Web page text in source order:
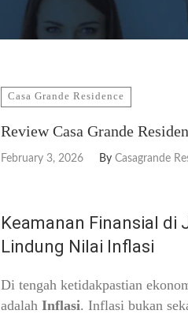
Casa Grande Residence
Review Casa Grande
February 3, 2026 By Casagrande
Keamanan Finansial di
Lindung Nilai Inflasi
Di tengah ketidakpastian
adalah Inflasi. Inflasi bukan